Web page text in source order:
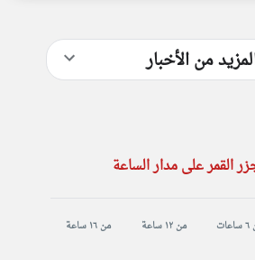
من الأخبار
القمر على مدار الساعة
من ١٢ ساعة من ١٦ ساعة